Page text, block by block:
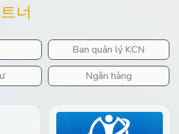
너
Ban quản lý KCN
Ngân hàng